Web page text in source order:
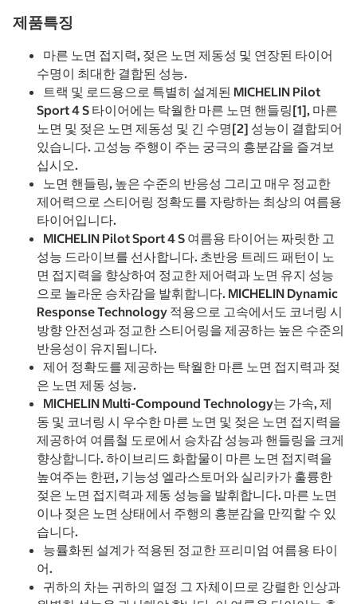
제품특징
마른 노면 접지력, 젖은 노면 제동성 및 연장된 타이어
수명이 최대한 결합된 성능.
트랙 및 로드용으로 특별히 설계된 MICHELIN Pilot
Sport 4 S 타이어에는 탁월한 마른 노면 핸들링[1], 마른
노면 및 젖은 노면 제동성 및 긴 수명[2] 성능이 결합되어
있습니다. 고성능 주행이 주는 궁극의 흥분감을 즐겨보
십시오.
노면 핸들링, 높은 수준의 반응성 그리고 매우 정교한
제어력으로 스티어링 정확도를 자랑하는 최상의 여름용
타이어입니다.
MICHELIN Pilot Sport 4 S 여름용 타이어는 짜릿한 고
성능 드라이브를 선사합니다. 초반응 트레드 패턴이 노
면 접지력을 향상하여 정교한 제어력과 노면 유지 성능
으로 놀라운 승차감을 발휘합니다. MICHELIN Dynamic
Response Technology 적용으로 고속에서도 코너링 시
방향 안전성과 정교한 스티어링을 제공하는 높은 수준의
반응성이 유지됩니다.
제어 정확도를 제공하는 탁월한 마른 노면 접지력과 젖
은 노면 제동 성능.
MICHELIN Multi-Compound Technology는 가속, 제
동 및 코너링 시 우수한 마른 노면 및 젖은 노면 접지력을
제공하여 여름철 도로에서 승차감 성능과 핸들링을 크게
향상합니다. 하이브리드 화합물이 마른 노면 접지력을
높여주는 한편, 기능성 엘라스토머와 실리카가 훌륭한
젖은 노면 접지력과 제동 성능을 발휘합니다. 마른 노면
이나 젖은 노면 상태에서 주행의 흥분감을 만끽할 수 있
습니다.
능률화된 설계가 적용된 정교한 프리미엄 여름용 타이
어.
귀하의 차는 귀하의 열정 그 자체이므로 강렬한 인상과